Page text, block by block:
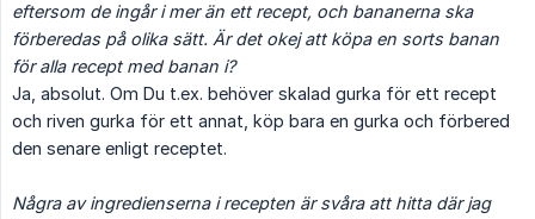
eftersom de ingår i mer än ett recept, och bananerna ska
förberedas på olika sätt. Är det okej att köpa en sorts banan
för alla recept med banan i?
Ja, absolut. Om Du t.ex. behöver skalad gurka för ett recept
och riven gurka för ett annat, köp bara en gurka och förbered
den senare enligt receptet.
Några av ingredienserna i recepten är svåra att hitta där jag